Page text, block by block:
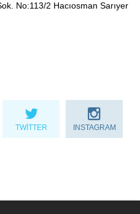
No:113/2 Hacıosman Sarıyer
TWITTER INSTAGRAM